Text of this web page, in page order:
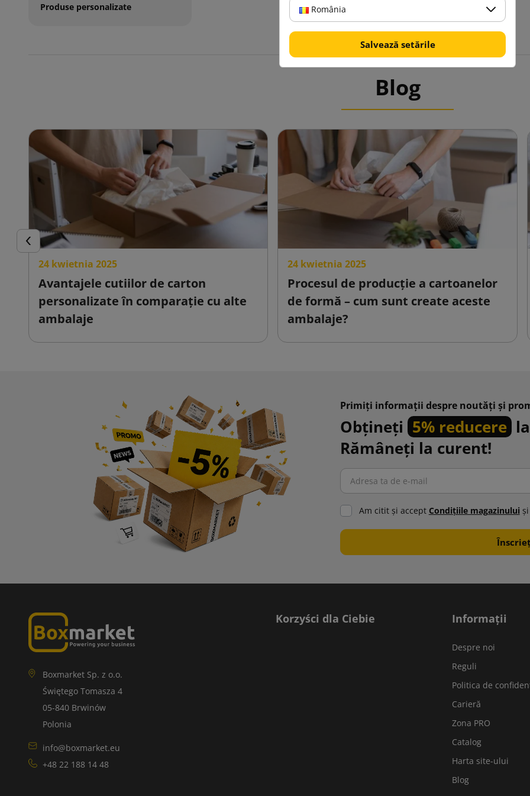
Produse personalizate
Blog
Inapoi
24 kwietnia 2025
Avantajele cutiilor de carton
personalizate în comparație cu alte
ambalaje
24 kwietnia 2025
Procesul de producție a cartoanelor
de formă – cum sunt create aceste
ambalaje?
Primiți informații despre noutăți și
Obțineți 5% reducere la
Rămâneți la curent!
Am citit şi accept Condiţiile magazinului
Boxmarket Sp. z o.o.
Świętego Tomasza 4
05-840 Brwinów
Polonia
info@boxmarket.eu
+48 22 188 14 48
Korzyści dla Ciebie Informații
Despre noi
Reguli
Politica de
Carieră
Zona PRO
Catalog
Harta site-ului
Blog
România
Salvează setările